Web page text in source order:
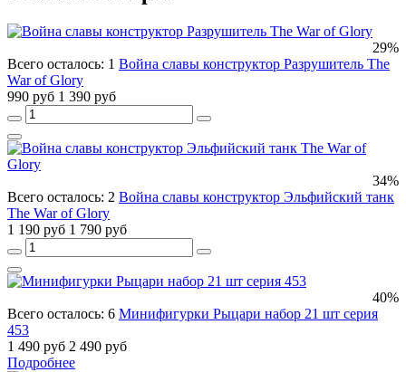
29%
Всего осталось: 1 Война славы конструктор Разрушитель The
War of Glory
990 руб 1 390 руб
34%
Всего осталось: 2 Война славы конструктор Эльфийский танк
The War of Glory
1 190 руб 1 790 руб
40%
Всего осталось: 6 Минифигурки Рыцари набор 21 шт серия
453
1 490 руб 2 490 руб
Подробнее